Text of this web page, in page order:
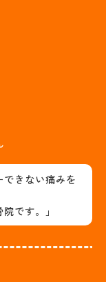
できない痛みを
です。」